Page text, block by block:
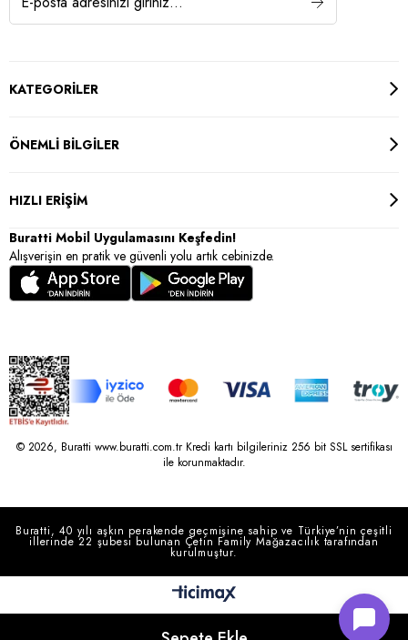
KATEGORİLER
ÖNEMLİ BİLGİLER
HIZLI ERİŞİM
Buratti Mobil Uygulamasını Keşfedin!
Alışverişin en pratik ve güvenli yolu artık cebinizde.
© 2026, Buratti www.buratti.com.tr Kredi kartı bilgileriniz 256 bit SSL sertifikası
ile korunmaktadır.
Buratti, 40 yılı aşkın perakende geçmişine sahip ve Türkiye’nin çeşitli
illerinde 22 şubesi bulunan Çetin Family Mağazacılık tarafından
kurulmuştur.